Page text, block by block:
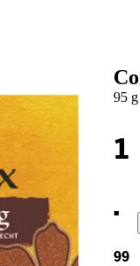
95 g
1
.
99